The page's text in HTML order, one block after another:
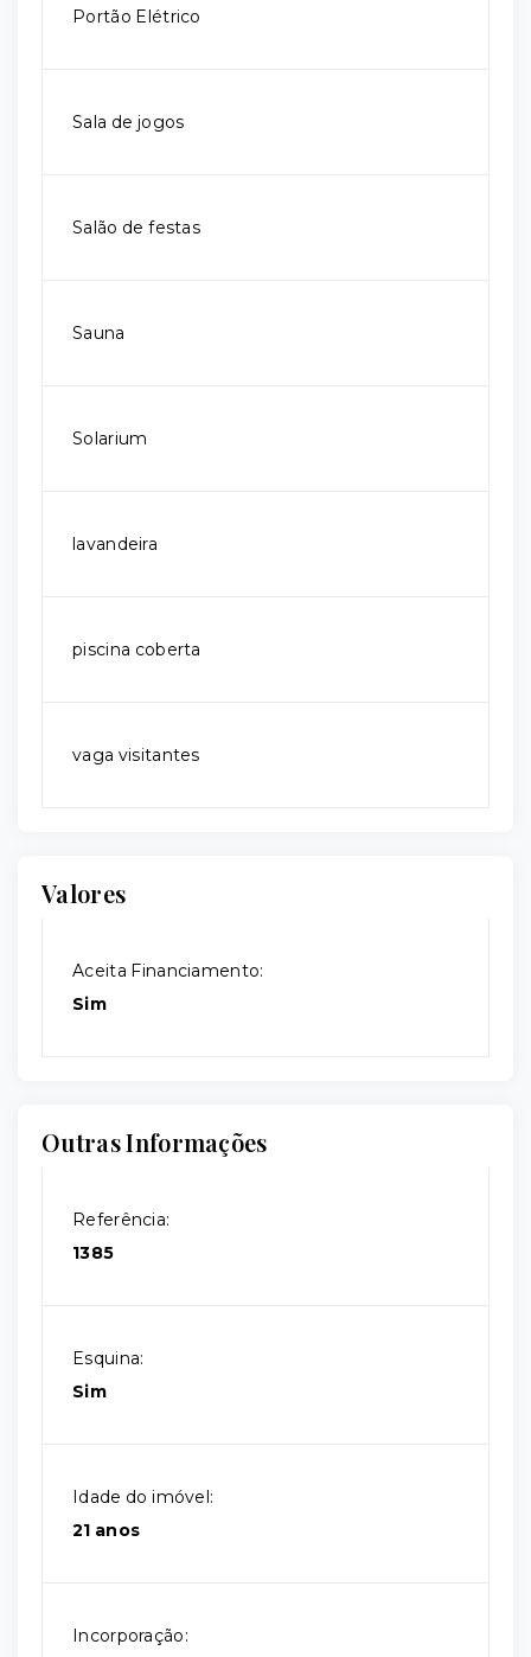
Portão Elétrico
Sala de jogos
Salão de festas
Sauna
Solarium
lavandeira
piscina coberta
vaga visitantes
Valores
Aceita Financiamento:
Sim
Outras Informações
Referência:
1385
Esquina:
Sim
Idade do imóvel:
21 anos
Incorporação: